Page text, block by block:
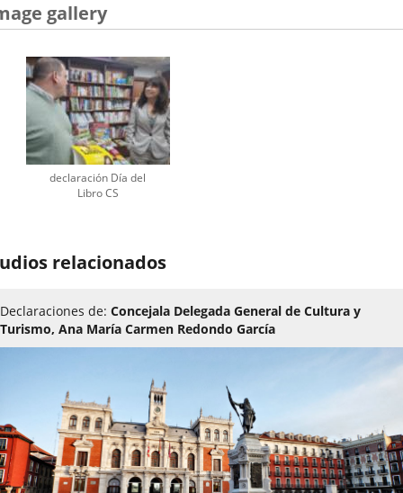
gallery
declaración Día del
Libro CS
relacionados
Declaraciones de: Concejala Delegada General de Cultura y
Turismo, Ana María Carmen Redondo García